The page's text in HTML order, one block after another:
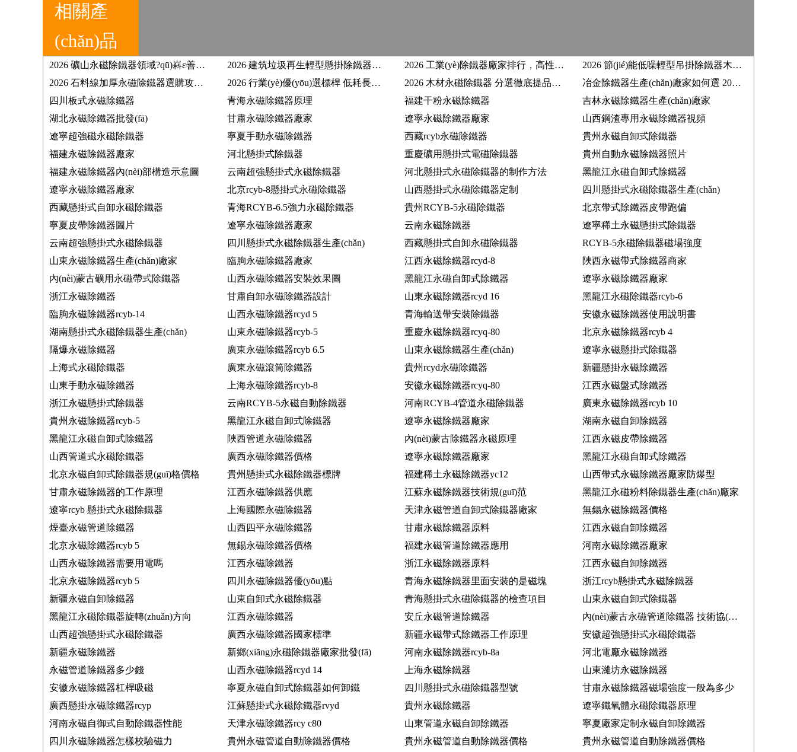
相關產
(chǎn)品
2026 礦山永磁除鐵器領域?qū)嵙ε善放?靠譜源頭大廠篩選與采購技巧 2026 建筑垃圾再生輕型懸掛除鐵器遠力磁電制造 高效自卸除鐵設備采購參考 2026 工業(yè)除鐵器廠家排行，高性價比源頭工廠采購參考大全
2026 節(jié)能低噪輕型吊掛除鐵器木粉木屑生產(chǎn)線除鐵設備遠力磁電源頭廠家多型號適配多行業(yè)工況
2026 石料線加厚永磁除鐵器選購攻略 遠力磁電整機工況實測講解
2026 行業(yè)優(yōu)選標桿 低耗長效懸掛永磁除鐵器靠譜生產(chǎn)廠家遠力磁電綜合介紹 2026 木材永磁除鐵器 分選徹底提品提質(zhì) 品質(zhì)靠譜廠家優(yōu)選遠力磁電
冶金除鐵器生產(chǎn)廠家如何選 2026 口碑推薦遠力磁電
四川板式永磁除鐵器
青海永磁除鐵器原理 福建干粉永磁除鐵器
吉林永磁除鐵器生產(chǎn)廠家
湖北永磁除鐵器批發(fā)
甘肅永磁除鐵器廠家 遼寧永磁除鐵器廠家
山西鋼渣專用永磁除鐵器視頻
遼寧超強磁永磁除鐵器
寧夏手動永磁除鐵器 西藏rcyb永磁除鐵器
貴州永磁自卸式除鐵器
福建永磁除鐵器廠家
河北懸掛式除鐵器 重慶礦用懸掛式電磁除鐵器
貴州自動永磁除鐵器照片
福建永磁除鐵器內(nèi)部構造示意圖
云南超強懸掛式永磁除鐵器 河北懸掛式永磁除鐵器的制作方法
黑龍江永磁自卸式除鐵器
遼寧永磁除鐵器廠家
北京rcyb-8懸掛式永磁除鐵器 山西懸掛式永磁除鐵器定制
四川懸掛式永磁除鐵器生產(chǎn)
西藏懸掛式自卸永磁除鐵器
青海RCYB-6.5強力永磁除鐵器 貴州RCYB-5永磁除鐵器
北京帶式除鐵器皮帶跑偏
寧夏皮帶除鐵器圖片
遼寧永磁除鐵器廠家 云南永磁除鐵器
遼寧稀土永磁懸掛式除鐵器
云南超強懸掛式永磁除鐵器
四川懸掛式永磁除鐵器生產(chǎn) 西藏懸掛式自卸永磁除鐵器
RCYB-5永磁除鐵器磁場強度
山東永磁除鐵器生產(chǎn)廠家
臨朐永磁除鐵器廠家 江西永磁除鐵器rcyd-8
陜西永磁帶式除鐵器商家
內(nèi)蒙古礦用永磁帶式除鐵器
山西永磁除鐵器安裝效果圖 黑龍江永磁自卸式除鐵器
遼寧永磁除鐵器廠家
浙江永磁除鐵器
甘肅自卸永磁除鐵器設計 山東永磁除鐵器rcyd 16
黑龍江永磁除鐵器rcyb-6
臨朐永磁除鐵器rcyb-14
山西永磁除鐵器rcyd 5 青海輸送帶安裝除鐵器
安徽永磁除鐵器使用說明書
湖南懸掛式永磁除鐵器生產(chǎn)
山東永磁除鐵器rcyb-5 重慶永磁除鐵器rcyq-80
北京永磁除鐵器rcyb 4
隔爆永磁除鐵器
廣東永磁除鐵器rcyb 6.5 山東永磁除鐵器生產(chǎn)
遼寧永磁懸掛式除鐵器
上海式永磁除鐵器
廣東永磁滾筒除鐵器 貴州rcyd永磁除鐵器
新疆懸掛永磁除鐵器
山東手動永磁除鐵器
上海永磁除鐵器rcyb-8 安徽永磁除鐵器rcyq-80
江西永磁盤式除鐵器
浙江永磁懸掛式除鐵器
云南RCYB-5永磁自動除鐵器 河南RCYB-4管道永磁除鐵器
廣東永磁除鐵器rcyb 10
貴州永磁除鐵器rcyb-5
黑龍江永磁自卸式除鐵器 遼寧永磁除鐵器廠家
湖南永磁自卸除鐵器
黑龍江永磁自卸式除鐵器
陜西管道永磁除鐵器 內(nèi)蒙古除鐵器永磁原理
江西永磁皮帶除鐵器
山西管道式永磁除鐵器
廣西永磁除鐵器價格 遼寧永磁除鐵器廠家
黑龍江永磁自卸式除鐵器
北京永磁自卸式除鐵器規(guī)格價格
貴州懸掛式永磁除鐵器標牌 福建稀土永磁除鐵器yc12
山西帶式永磁除鐵器廠家防爆型
甘肅永磁除鐵器的工作原理
江西永磁除鐵器供應 江蘇永磁除鐵器技術規(guī)范
黑龍江永磁粉料除鐵器生產(chǎn)廠家
遼寧rcyb 懸掛式永磁除鐵器
上海國際永磁除鐵器 天津永磁管道自卸式除鐵器廠家
無錫永磁除鐵器價格
煙臺永磁管道除鐵器
山西四平永磁除鐵器 甘肅永磁除鐵器原料
江西永磁自卸除鐵器
北京永磁除鐵器rcyb 5
無錫永磁除鐵器價格 福建永磁管道除鐵器應用
河南永磁除鐵器廠家
山西永磁除鐵器需要用電嗎
江西永磁除鐵器 浙江永磁除鐵器原料
江西永磁自卸除鐵器
北京永磁除鐵器rcyb 5
四川永磁除鐵器優(yōu)點 青海永磁除鐵器里面安裝的是磁塊
浙江rcyb懸掛式永磁除鐵器
新疆永磁自卸除鐵器
山東自卸式永磁除鐵器 青海懸掛式永磁除鐵器的檢查項目
山東永磁自卸式除鐵器
黑龍江永磁除鐵器旋轉(zhuǎn)方向
江西永磁除鐵器 安丘永磁管道除鐵器
內(nèi)蒙古永磁管道除鐵器 技術協(xié)議
山西超強懸掛式永磁除鐵器
廣西永磁除鐵器國家標準 新疆永磁帶式除鐵器工作原理
安徽超強懸掛式永磁除鐵器
新疆永磁除鐵器
新鄉(xiāng)永磁除鐵器廠家批發(fā) 河南永磁除鐵器rcyb-8a
河北電廠永磁除鐵器
永磁管道除鐵器多少錢
山西永磁除鐵器rcyd 14 上海永磁除鐵器
山東濰坊永磁除鐵器
安徽永磁除鐵器杠桿吸磁
寧夏永磁自卸式除鐵器如何卸鐵 四川懸掛式永磁除鐵器型號
甘肅永磁除鐵器磁場強度一般為多少
廣西懸掛永磁除鐵器rcyp
江蘇懸掛式永磁除鐵器rvyd 貴州永磁除鐵器
遼寧鐵氧體永磁除鐵器原理
河南永磁自御式自動除鐵器性能
天津永磁除鐵器rcy c80 山東管道永磁自卸除鐵器
寧夏廠家定制永磁自卸除鐵器
四川永磁除鐵器怎樣校驗磁力
貴州永磁管道自動除鐵器價格 貴州永磁管道自動除鐵器價格 貴州永磁管道自動除鐵器價格